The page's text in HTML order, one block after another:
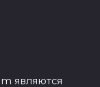
являются